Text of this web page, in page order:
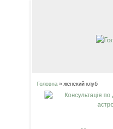
Ви є тут
Головна» женский клуб